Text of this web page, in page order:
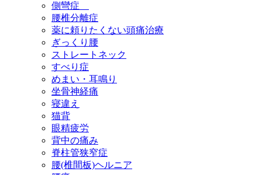
側彎症
腰椎分離症
薬に頼りたくない頭痛治療
ぎっくり腰
ストレートネック
すべり症
めまい・耳鳴り
坐骨神経痛
寝違え
猫背
眼精疲労
背中の痛み
脊柱管狭窄症
腰(椎間板)ヘルニア